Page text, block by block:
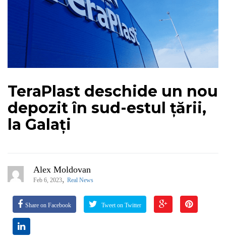
TeraPlast deschide un nou
depozit în sud-estul țării,
la Galați
Alex Moldovan
Feb 6, 2023, Real News
Share on Facebook Tweet on Twitter